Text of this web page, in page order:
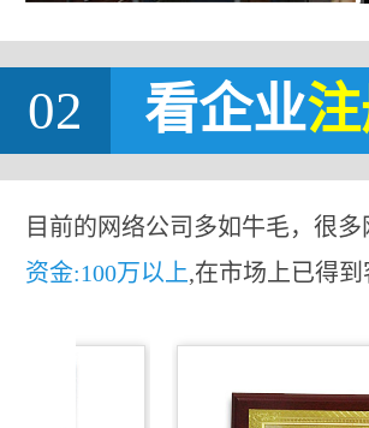
02 看企业
目前的网络公司多如牛毛，很
资金:100万以上,在市场上已得